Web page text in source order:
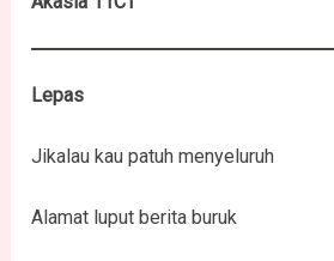
Lepas
Jikalau kau patuh menyeluruh
Alamat luput berita buruk